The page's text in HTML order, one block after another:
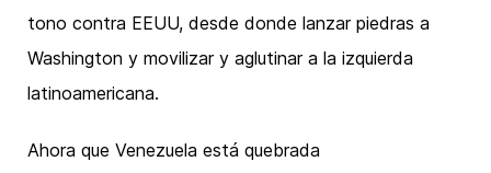
tono contra EEUU, desde donde lanzar piedras a
Washington y movilizar y aglutinar a la izquierda
latinoamericana.
Ahora que Venezuela está quebrada